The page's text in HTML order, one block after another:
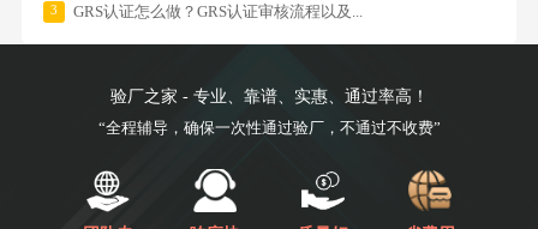
3 GRS认证怎么做？GRS认证审核流程以及...
验厂之家 - 专业、靠谱、实惠、通过率高！
“全程辅导，确保一次性通过验厂，不通过不收费”